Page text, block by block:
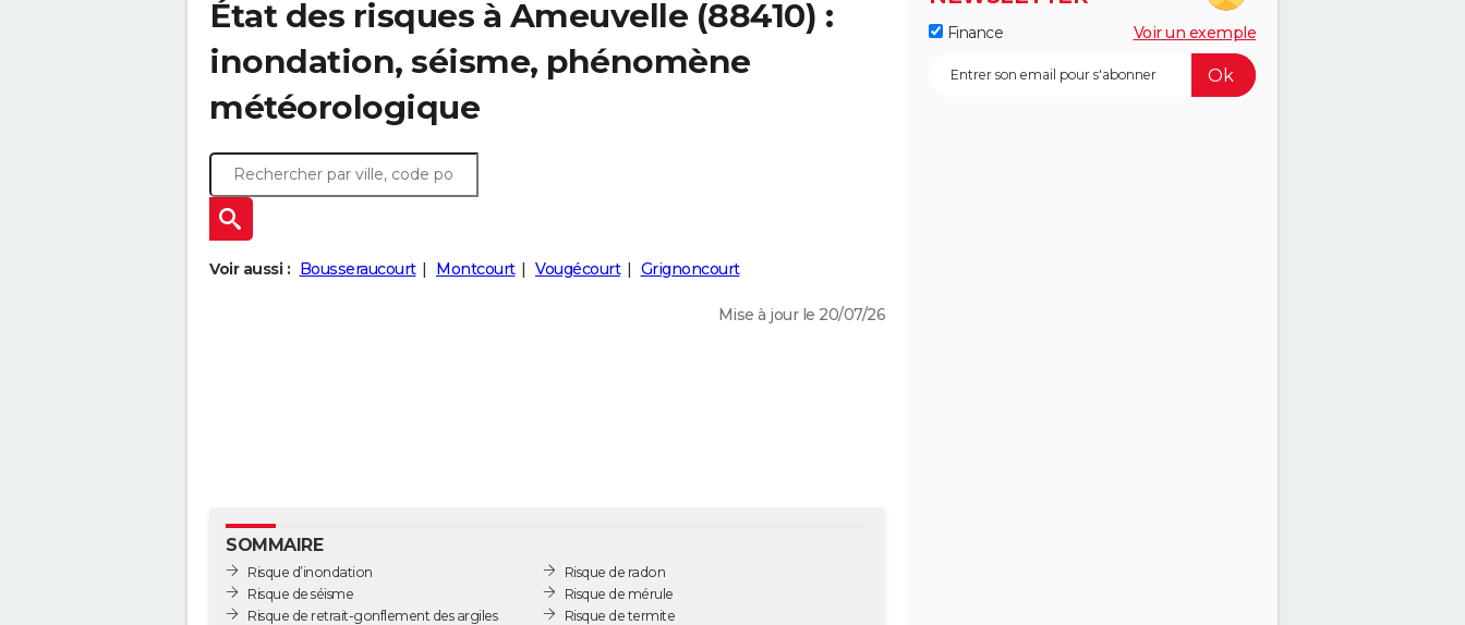
État des risques à Ameuvelle (88410) :
inondation, séisme, phénomène
météorologique
Voir aussi : Bousseraucourt Montcourt Vougécourt Grignoncourt
Mise à jour le 20/07/26
SOMMAIRE
Risque d’inondation
Risque de séisme
Risque de retrait-gonflement des argiles
Risque de radon
Risque de mérule
Risque de termite
Finance Voir un exemple